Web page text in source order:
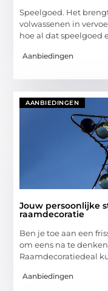
Speelgoed. Het
volwassenen in
hoe al dat speelgoed
Aanbiedingen
AANBIEDINGEN
Jouw persoonlijke
raamdecoratie
Ben je toe aan een
om eens na te
Raamdecoratiedeal
Aanbiedingen